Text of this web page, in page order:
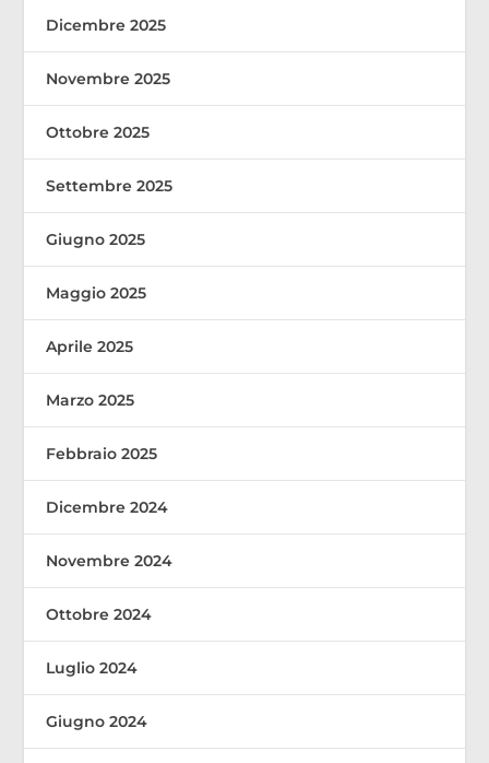
Dicembre 2025
Novembre 2025
Ottobre 2025
Settembre 2025
Giugno 2025
Maggio 2025
Aprile 2025
Marzo 2025
Febbraio 2025
Dicembre 2024
Novembre 2024
Ottobre 2024
Luglio 2024
Giugno 2024